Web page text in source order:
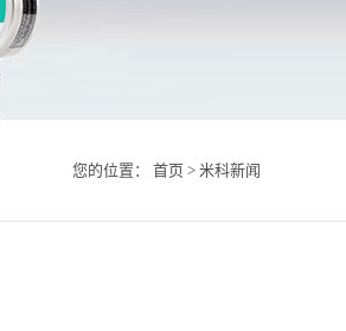
您的位置： 首页 > 米科新闻